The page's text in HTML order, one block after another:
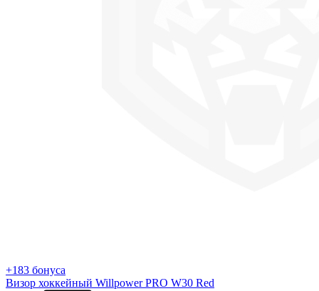
+183 бонуса
Визор хоккейный Willpower PRO W30 Red